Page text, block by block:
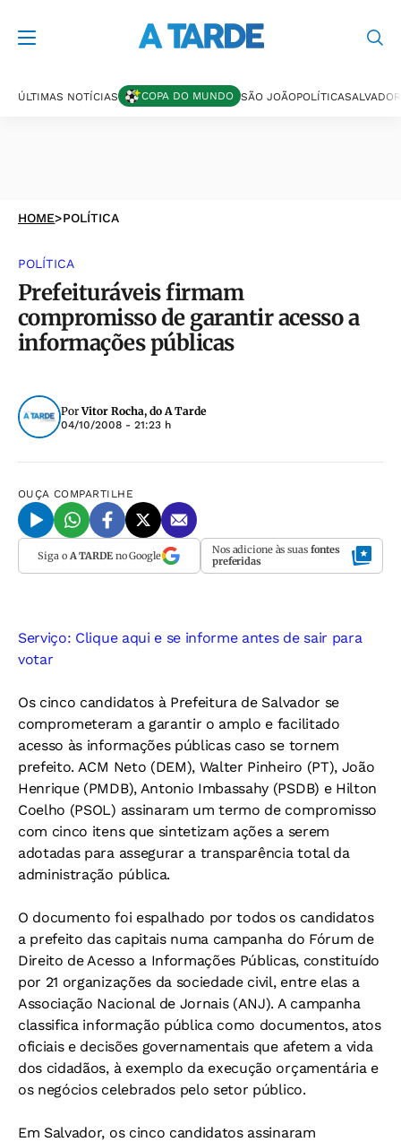
ÚLTIMAS NOTÍCIAS COPA DO MUNDO SÃO JOÃOPOLÍTICASALVADOR
HOME>POLÍTICA
POLÍTICA
Prefeituráveis firmam
compromisso de garantir acesso a
informações públicas
PorVitor Rocha, do A Tarde
04/10/2008 - 21:23 h
OUÇA COMPARTILHE
Siga o A TARDEno Google Nos adicione às suas fontes
preferidas
Serviço: Clique aqui e se informe antes de sair para
votar
Os cinco candidatos à Prefeitura de Salvador se
comprometeram a garantir o amplo e facilitado
acesso às informações públicas caso se tornem
prefeito. ACM Neto (DEM), Walter Pinheiro (PT), João
Henrique (PMDB), Antonio Imbassahy (PSDB) e Hilton
Coelho (PSOL) assinaram um termo de compromisso
com cinco itens que sintetizam ações a serem
adotadas para assegurar a transparência total da
administração pública.
O documento foi espalhado por todos os candidatos
a prefeito das capitais numa campanha do Fórum de
Direito de Acesso a Informações Públicas, constituído
por 21 organizações da sociedade civil, entre elas a
Associação Nacional de Jornais (ANJ). A campanha
classifica informação pública como documentos, atos
oficiais e decisões governamentais que afetem a vida
dos cidadãos, à exemplo da execução orçamentária e
os negócios celebrados pelo setor público.
Em Salvador, os cinco candidatos assinaram